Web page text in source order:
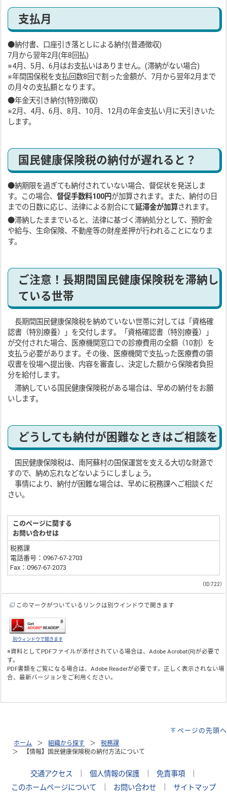
支払月
●納付書、口座引き落としによる納付(普通徴収)
7月から翌年2月(年8回払)
※4月、5月、6月はお支払いはありません。(滞納がない場合)
※年間国保税を支払回数8回で割った金額が、7月から翌年2月まで
の月々の支払額となります。
●年金天引き納付(特別徴収)
※2月、4月、6月、8月、10月、12月の年金支払い月に天引きいた
します。
国民健康保険税の納付が遅れると？
●納期限を過ぎても納付されていない場合、督促状を発送しま
す。この場合、督促手数料100円が加算されます。また、納付の日
までの日数に応じ、法律による割合にて延滞金が加算されます。
●滞納したままでいると、法律に基づく滞納処分として、預貯金
や給与、生命保険、不動産等の財産差押が行われることになりま
す。
ご注意！長期間国民健康保険税を滞納し
ている世帯
長期間国民健康保険税を納めていない世帯に対しては「資格確
認書（特別療養）」を交付します。「資格確認書（特別療養）」
が交付された場合、医療機関窓口での診療費用の全額（10割）を
支払う必要があります。その後、医療機関で支払った医療費の領
収書を役場へ提出後、内容を審査し、決定した額から保険者負担
分を給付します。
滞納している国民健康保険税がある場合は、早めの納付をお願
いします。
どうしても納付が困難なときはご相談を
国民健康保険税は、南阿蘇村の国保運営を支える大切な財源で
すので、納め忘れなどないようにしましょう。
事情により、納付が困難な場合は、早めに税務課へご相談くだ
さい。
このページに関する
お問い合わせは
税務課
電話番号：0967-67-2703
Fax：0967-67-2073
（ID:722）
このマークがついているリンクは別ウインドウで開きます
別ウィンドウで開きます
※資料としてPDFファイルが添付されている場合は、Adobe Acrobat(R)が必要で
す。
PDF書類をご覧になる場合は、Adobe Readerが必要です。正しく表示されない場
合、最新バージョンをご利用ください。
ページの先頭へ
ホーム 組織から探す
税務課
【情報】国民健康保険税の納付方法について
交通アクセス 個人情報の保護 免責事項
このホームページについて
お問い合わせ サイトマップ